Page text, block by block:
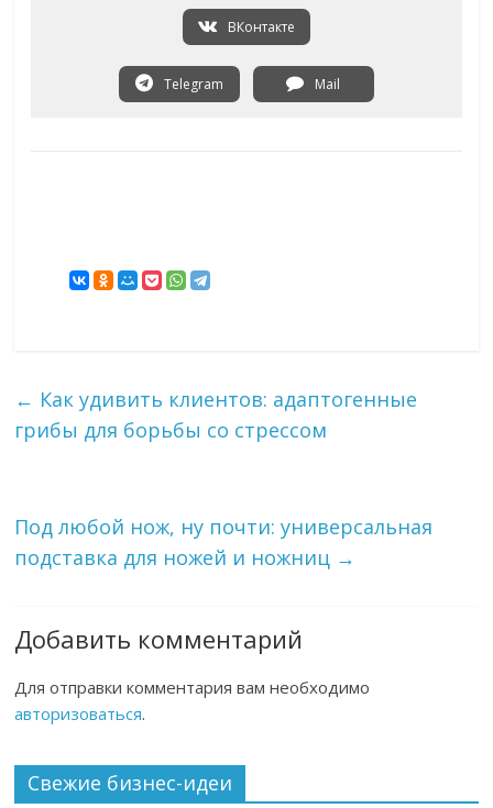
ВКонтакте
Telegram Mail
← Как удивить клиентов: адаптогенные
грибы для борьбы со стрессом
Под любой нож, ну почти: универсальная
подставка для ножей и ножниц →
Добавить комментарий
Для отправки комментария вам необходимо
авторизоваться.
Свежие бизнес-идеи